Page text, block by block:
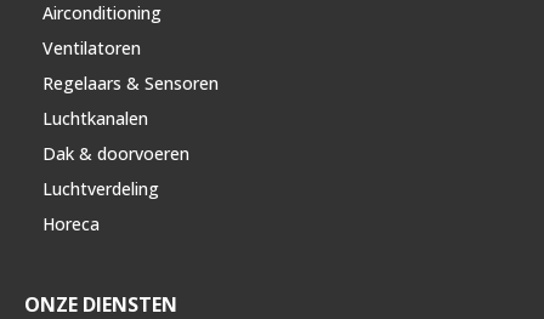
Airconditioning
Ventilatoren
Regelaars & Sensoren
Luchtkanalen
Dak & doorvoeren
Luchtverdeling
Horeca
ONZE DIENSTEN